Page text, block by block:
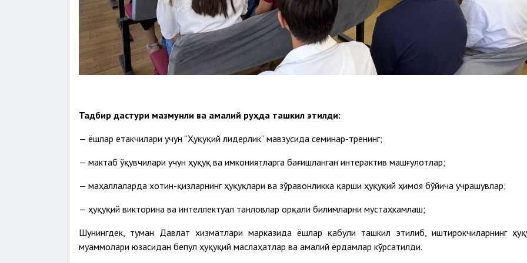
Тадбир дастури мазмунли ва амалий руҳда ташкил этилди:
— ёшлар етакчилари учун “Ҳуқуқий лидерлик” мавзусида семинар-тренинг;
— мактаб ўқувчилари учун ҳуқуқ ва имкониятларга бағишланган интерактив машғулотлар;
— маҳаллаларда хотин-қизларнинг ҳуқуқлари ва зўравонликка қарши ҳуқуқий ҳимоя бўйича учрашувлар;
— ҳуқуқий викторина ва интеллектуал танловлар орқали билимларни мустаҳкамлаш;
Шунингдек, туман Давлат хизматлари марказида ёшлар қабули ташкил этилиб, иштирокчиларнинг
муаммолари юзасидан бепул ҳуқуқий маслаҳатлар ва амалий ёрдамлар кўрсатилди.